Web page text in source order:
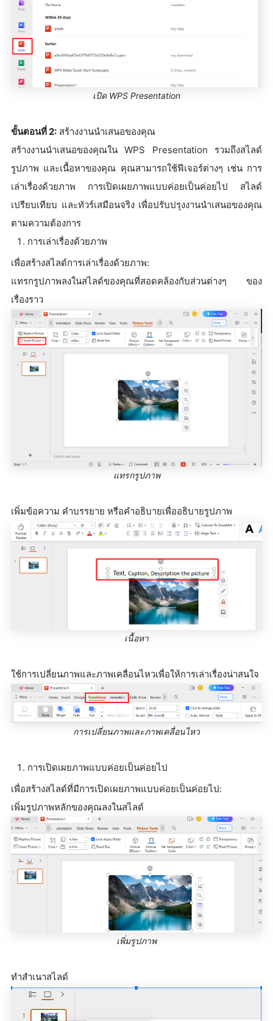
เปิด WPS Presentation
ขั้นตอนที่ 2: สร้างงานนำเสนอของคุณ
สร้างงานนำเสนอของคุณใน WPS Presentation รวมถึงสไลด์
รูปภาพ และเนื้อหาของคุณ คุณสามารถใช้ฟีเจอร์ต่างๆ เช่น การ
เล่าเรื่องด้วยภาพ การเปิดเผยภาพแบบค่อยเป็นค่อยไป สไลด์
เปรียบเทียบ และทัวร์เสมือนจริง เพื่อปรับปรุงงานนำเสนอของคุณ
ตามความต้องการ
การเล่าเรื่องด้วยภาพ
เพื่อสร้างสไลด์การเล่าเรื่องด้วยภาพ:
แทรกรูปภาพลงในสไลด์ของคุณที่สอดคล้องกับส่วนต่างๆ ของ
เรื่องราว
แทรกรูปภาพ
เพิ่มข้อความ คำบรรยาย หรือคำอธิบายเพื่ออธิบายรูปภาพ
เนื้อหา
ใช้การเปลี่ยนภาพและภาพเคลื่อนไหวเพื่อให้การเล่าเรื่องน่าสนใจ
การเปลี่ยนภาพและภาพเคลื่อนไหว
การเปิดเผยภาพแบบค่อยเป็นค่อยไป
เพื่อสร้างสไลด์ที่มีการเปิดเผยภาพแบบค่อยเป็นค่อยไป:
เพิ่มรูปภาพหลักของคุณลงในสไลด์
เพิ่มรูปภาพ
ทำสำเนาสไลด์